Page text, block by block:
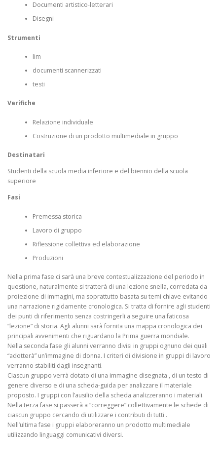
Documenti artistico-letterari
Disegni
Strumenti
lim
documenti scannerizzati
testi
Verifiche
Relazione individuale
Costruzione di un prodotto multimediale in gruppo
Destinatari
Studenti della scuola media inferiore e del biennio della scuola
superiore
Fasi
Premessa storica
Lavoro di gruppo
Riflessione collettiva ed elaborazione
Produzioni
Nella prima fase ci sarà una breve contestualizzazione del periodo in
questione, naturalmente si tratterà di una lezione snella, corredata da
proiezione di immagini, ma soprattutto basata su temi chiave evitando
una narrazione rigidamente cronologica. Si tratta di fornire agli studenti
dei punti di riferimento senza costringerli a seguire una faticosa
“lezione” di storia. Agli alunni sarà fornita una mappa cronologica dei
principali avvenimenti che riguardano la Prima guerra mondiale.
Nella seconda fase gli alunni verranno divisi in gruppi ognuno dei quali
“adotterà” un’immagine di donna. I criteri di divisione in gruppi di lavoro
verranno stabiliti dagli insegnanti.
Ciascun gruppo verrà dotato di una immagine disegnata , di un testo di
genere diverso e di una scheda-guida per analizzare il materiale
proposto. I gruppi con l’ausilio della scheda analizzeranno i materiali.
Nella terza fase si passerà a “correggere” collettivamente le schede di
ciascun gruppo cercando di utilizzare i contributi di tutti .
Nell’ultima fase i gruppi elaboreranno un prodotto multimediale
utilizzando linguaggi comunicativi diversi.